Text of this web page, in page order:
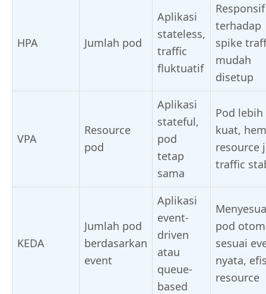
HPA Jumlah pod
Aplikasi
stateless,
traffic
fluktuatif
Responsif
terhadap
spike
mudah
disetup
VPA
Resource
pod
Aplikasi
stateful,
pod
tetap
sama
Pod lebih
kuat,
resource
traffic
KEDA
Jumlah pod
berdasarkan
event
Aplikasi
event-
driven
atau
queue-
based
pod
sesuai
nyata,
resource